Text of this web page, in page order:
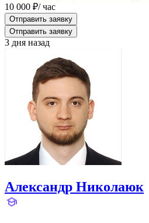
10 000 ₽/ час
Отправить заявку
Отправить заявку
3 дня назад
Александр Николаюк